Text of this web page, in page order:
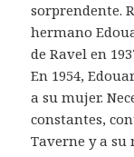
sorprendente.
hermano
de Ravel en
En 1954,
a su mujer.
constantes,
Taverne y a su